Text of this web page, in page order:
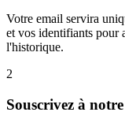
Votre email servira
et vos identifiants pour
l'historique.
2
Souscrivez à